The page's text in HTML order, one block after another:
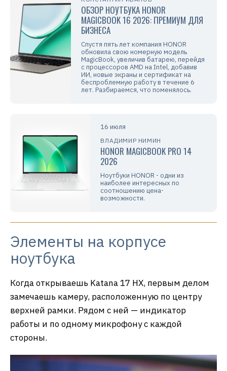
ОБЗОР НОУТБУКА HONOR
MAGICBOOK 16 2026: ПРЕМИУМ ДЛЯ
БИЗНЕСА
Спустя пять лет компания HONOR
обновила свою номерную модель
MagicBook, увеличив батарею, перейдя
с процессоров AMD на Intel, добавив
ИИ, новые экраны и сертификат на
беспроблемную работу в течение 6
лет. Разбираемся, что поменялось.
16 июля
ВЛАДИМИР НИМИН
HONOR MAGICBOOK PRO 14
2026
Ноутбуки HONOR - одни из
наиболее интересных по
соотношению цена-
возможности.
Элементы на корпусе
ноутбука
Когда открываешь Katana 17 HX, первым делом
замечаешь камеру, расположенную по центру
верхней рамки. Рядом с ней — индикатор
работы и по одному микрофону с каждой
стороны.